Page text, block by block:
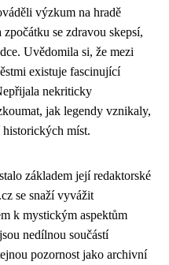
výzkum na hradě
se zdravou skepsí,
Uvědomila si, že mezi
existuje fascinující
nekriticky
jak legendy vznikaly,
míst.
základem její redaktorské
se snaží vyvážit
k mystickým aspektům
nedílnou součástí
pozornost jako archivní